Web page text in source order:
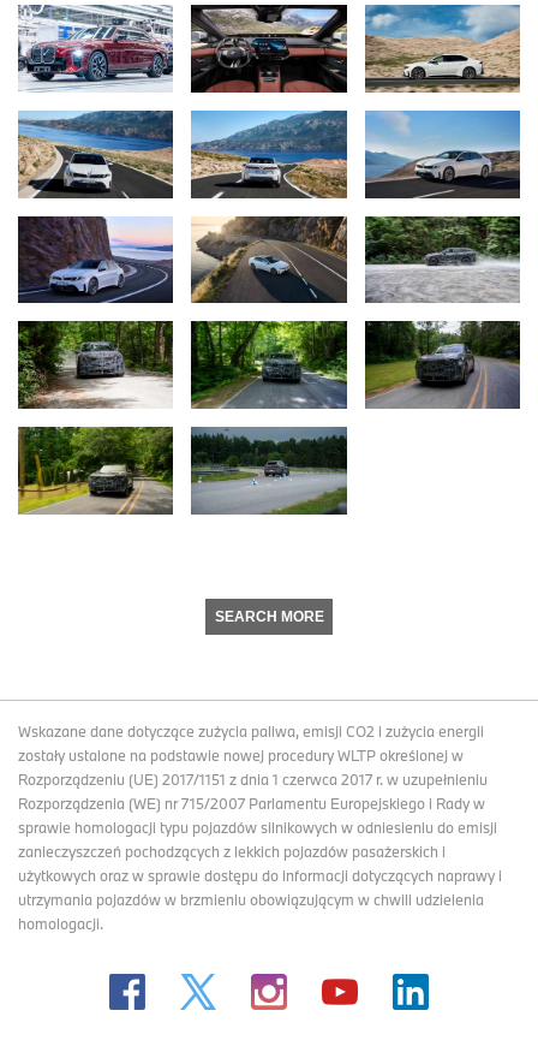
SEARCH MORE
Wskazane dane dotyczące zużycia paliwa, emisji CO2 i zużycia energii
zostały ustalone na podstawie nowej procedury WLTP określonej w
Rozporządzeniu (UE) 2017/1151 z dnia 1 czerwca 2017 r. w uzupełnieniu
Rozporządzenia (WE) nr 715/2007 Parlamentu Europejskiego i Rady w
sprawie homologacji typu pojazdów silnikowych w odniesieniu do emisji
zanieczyszczeń pochodzących z lekkich pojazdów pasażerskich i
użytkowych oraz w sprawie dostępu do informacji dotyczących naprawy i
utrzymania pojazdów w brzmieniu obowiązującym w chwili udzielenia
homologacji.